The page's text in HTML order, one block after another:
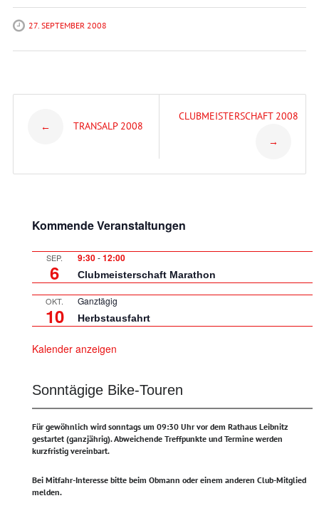
27. SEPTEMBER 2008
← TRANSALP 2008
CLUBMEISTERSCHAFT 2008
→
Kommende Veranstaltungen
SEP.
6
9:30-12:00
Clubmeisterschaft Marathon
OKT.
10
Ganztägig
Herbstausfahrt
Kalender anzeigen
Sonntägige Bike-Touren
Für gewöhnlich wird sonntags um 09:30 Uhr vor dem Rathaus Leibnitz
gestartet (ganzjährig).Abweichende Treffpunkte und Termine werden
kurzfristig vereinbart.
Bei Mitfahr-Interesse bitte beim Obmann oder einem anderen Club-Mitglied
melden.